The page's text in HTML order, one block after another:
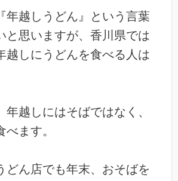
年越しうどん』という言葉
と思いますが、香川県では
越しにうどんを食べる人は
年越しにはそばではなく、
べます。
どん店でも年末、おそばを